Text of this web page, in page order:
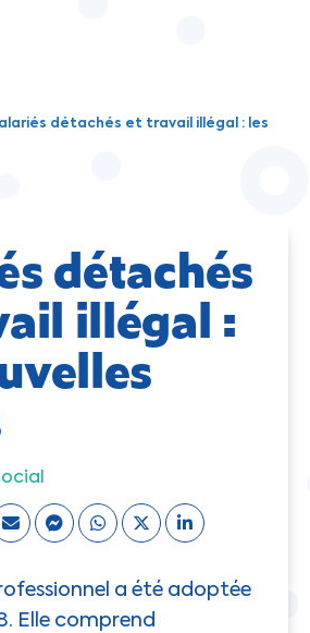
détachés et travail illégal : les
détachés
illégal :
a été adoptée
Elle comprend